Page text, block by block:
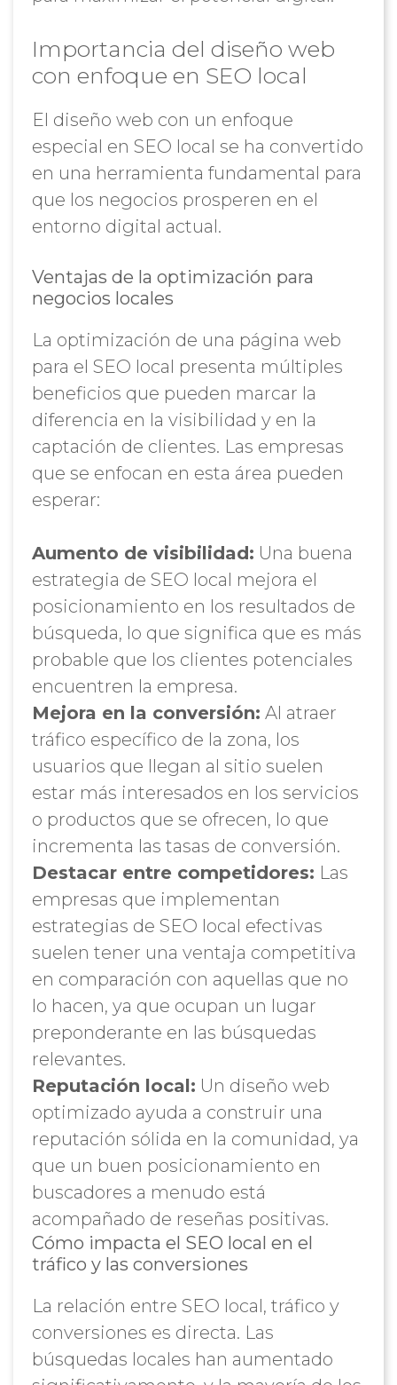
Importancia del diseño web
con enfoque en SEO local
El diseño web con un enfoque
especial en SEO local se ha convertido
en una herramienta fundamental para
que los negocios prosperen en el
entorno digital actual.
Ventajas de la optimización para
negocios locales
La optimización de una página web
para el SEO local presenta múltiples
beneficios que pueden marcar la
diferencia en la visibilidad y en la
captación de clientes. Las empresas
que se enfocan en esta área pueden
esperar:
Aumento de visibilidad: Una buena
estrategia de SEO local mejora el
posicionamiento en los resultados de
búsqueda, lo que significa que es más
probable que los clientes potenciales
encuentren la empresa.
Mejora en la conversión: Al atraer
tráfico específico de la zona, los
usuarios que llegan al sitio suelen
estar más interesados en los servicios
o productos que se ofrecen, lo que
incrementa las tasas de conversión.
Destacar entre competidores: Las
empresas que implementan
estrategias de SEO local efectivas
suelen tener una ventaja competitiva
en comparación con aquellas que no
lo hacen, ya que ocupan un lugar
preponderante en las búsquedas
relevantes.
Reputación local: Un diseño web
optimizado ayuda a construir una
reputación sólida en la comunidad, ya
que un buen posicionamiento en
buscadores a menudo está
acompañado de reseñas positivas.
Cómo impacta el SEO local en el
tráfico y las conversiones
La relación entre SEO local, tráfico y
conversiones es directa. Las
búsquedas locales han aumentado